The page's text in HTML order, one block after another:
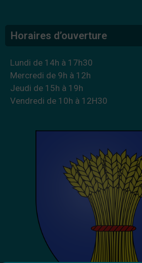
Horaires d’ouverture
Lundi de 14h à 17h30
Mercredi de 9h à 12h
Jeudi de 15h à 19h
Vendredi de 10h à 12H30